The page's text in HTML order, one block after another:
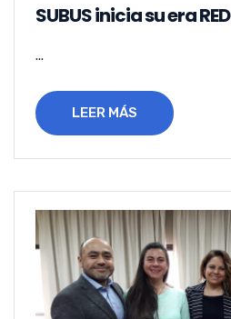
SUBUS inicia su era RED
...
LEER MÁS